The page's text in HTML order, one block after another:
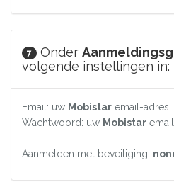
7 Onder
volgende instellingen in:
Email: uw Mobistar email-adres
Wachtwoord: uw Mobistar
Aanmelden met beveiliging: